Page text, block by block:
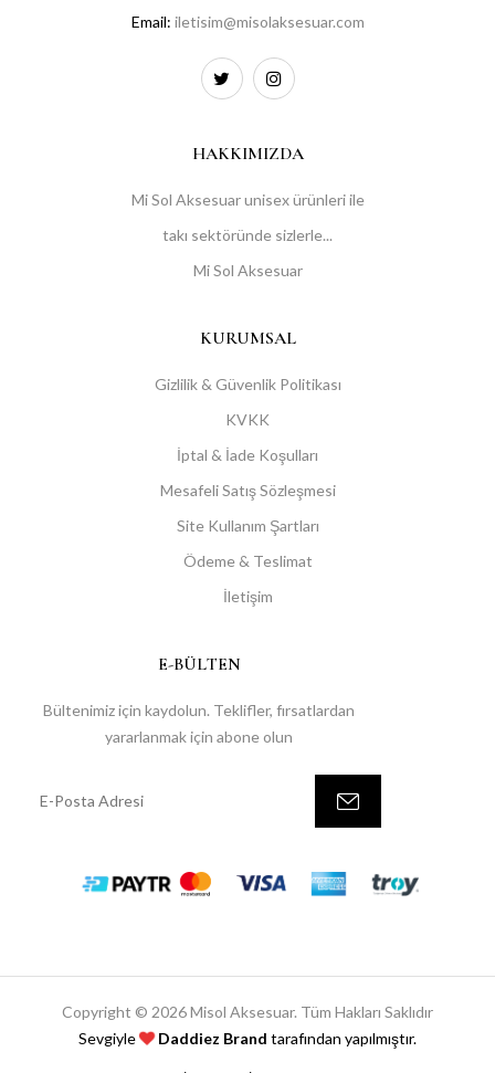
Email: iletisim@misolaksesuar.com
HAKKIMIZDA
Mi Sol Aksesuar unisex ürünleri ile
takı sektöründe sizlerle...
Mi Sol Aksesuar
KURUMSAL
Gizlilik & Güvenlik Politikası
KVKK
İptal & İade Koşulları
Mesafeli Satış Sözleşmesi
Site Kullanım Şartları
Ödeme & Teslimat
İletişim
E-BÜLTEN
Bültenimiz için kaydolun. Teklifler, fırsatlardan
yararlanmak için abone olun
Copyright © 2026 Misol Aksesuar. Tüm Hakları Saklıdır
Sevgiyle
Daddiez Brand tarafından yapılmıştır.